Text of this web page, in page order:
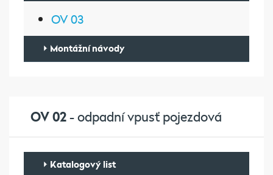
OV 03
Montážní návody
OV 02- odpadní vpusť pojezdová
Katalogový list